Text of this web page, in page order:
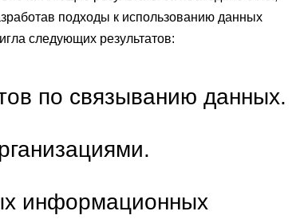
подходы к использованию данных
следующих результатов:
по связыванию данных.
информационных